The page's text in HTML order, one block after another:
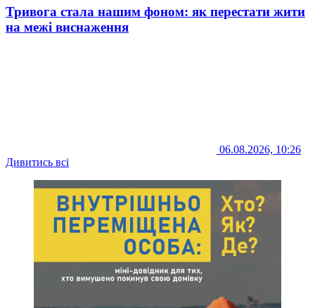
Тривога стала нашим фоном: як перестати жити
на межі виснаження
06.08.2026, 10:26
Дивитись всі